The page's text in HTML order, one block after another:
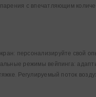
с впечатляющим
персонализируйте свой
режимы вейпинга:
Регулируемый поток